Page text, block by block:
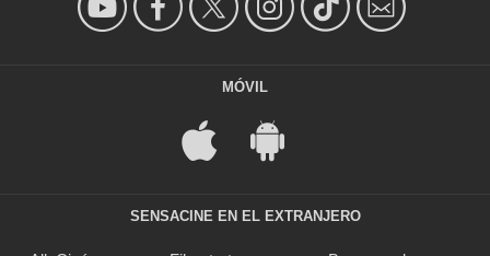
MÓVIL
SENSACINE EN EL EXTRANJERO